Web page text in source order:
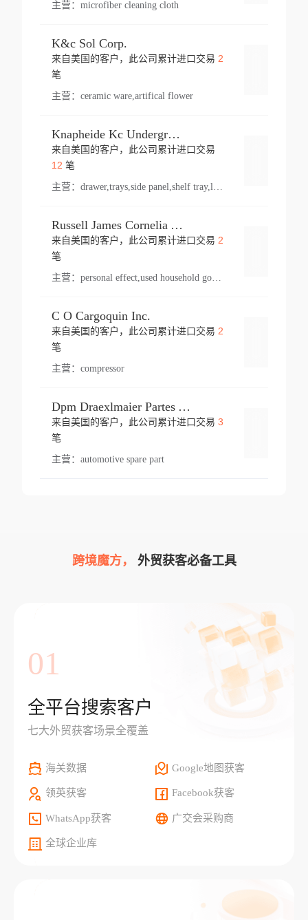
主营： microfiber cleaning cloth
K&c Sol Corp.
来自美国的客户，此公司累计进口交易 2
笔
主营： ceramic ware,artifical flower
Knapheide Kc Underground
来自美国的客户，此公司累计进口交易
12 笔
主营：
Russell James Cornelia Arlington Va
来自美国的客户，此公司累计进口交易 2
笔
主营： personal effect,used household goods
C O Cargoquin Inc.
来自美国的客户，此公司累计进口交易 2
笔
主营： compressor
Dpm Draexlmaier Partes Automotrices Corr Ind Huejotzingo
来自美国的客户，此公司累计进口交易 3
笔
主营： automotive spare part
跨境魔方， 外贸获客必备工具
01
全平台搜索客户
七大外贸获客场景全覆盖
海关数据 Google地图获客
领英获客 Facebook获客
WhatsApp获客 广交会采购商
全球企业库